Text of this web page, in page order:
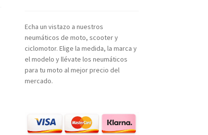
Echa un vistazo a nuestros
neumáticos de moto, scooter y
ciclomotor. Elige la medida, la marca y
el modelo y llévate los neumáticos
para tu moto al mejor precio del
mercado.